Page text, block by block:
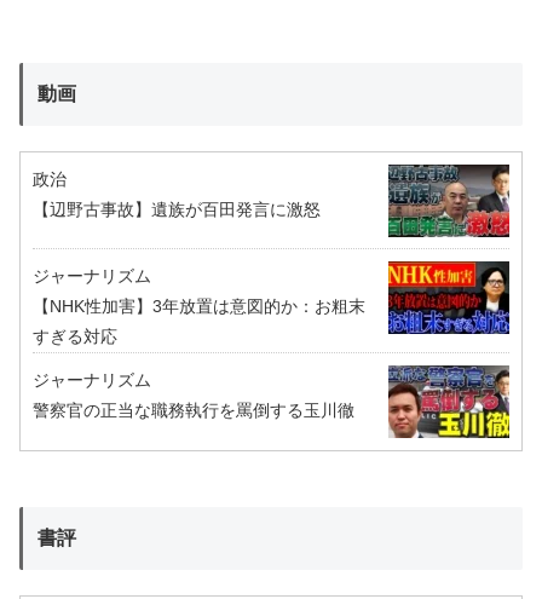
動画
政治
【辺野古事故】遺族が百田発言に激怒
ジャーナリズム
【NHK性加害】3年放置は意図的か：お粗末
すぎる対応
ジャーナリズム
警察官の正当な職務執行を罵倒する玉川徹
書評